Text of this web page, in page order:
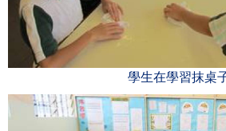
學生在學習抹桌